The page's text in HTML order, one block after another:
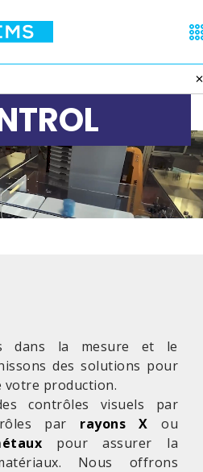
dans la mesure et le
des solutions pour
votre production.
contrôles visuels par
par rayons X ou
pour assurer la
Nous offrons